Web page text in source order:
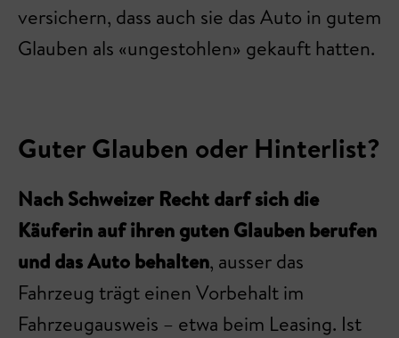
versichern, dass auch sie das Auto in gutem
Glauben als «ungestohlen» gekauft hatten.
Guter Glauben oder Hinterlist?
Nach Schweizer Recht darf sich die
Käuferin auf ihren guten Glauben berufen
und das Auto behalten, ausser das
Fahrzeug trägt einen Vorbehalt im
Fahrzeugausweis – etwa beim Leasing. Ist